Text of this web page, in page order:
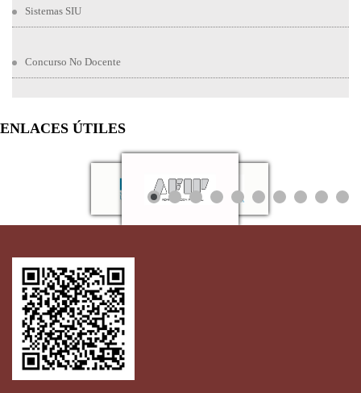
Sistemas SIU
Concurso No Docente
ENLACES ÚTILES